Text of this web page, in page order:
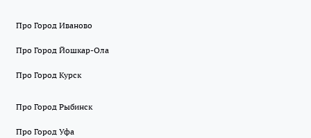
Про Город Иваново
Про Город Йошкар-Ола
Про Город Курск
Про Город Рыбинск
Про Город Уфа